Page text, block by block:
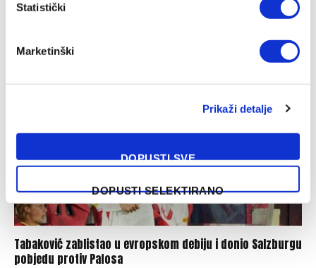
Statistički
Marketinški
Prikaži detalje
DOPUSTI SVE
DOPUSTI SELEKTIRANO
Tabaković zablistao u evropskom debiju i donio Salzburgu
pobjedu protiv Pafosa